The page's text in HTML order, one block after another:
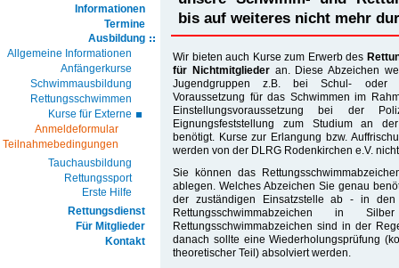
Informationen
Termine
Ausbildung
Allgemeine Informationen
Anfängerkurse
Schwimmausbildung
Rettungsschwimmen
Kurse für Externe
Anmeldeformular
Teilnahmebedingungen
Tauchausbildung
Rettungssport
Erste Hilfe
Rettungsdienst
Für Mitglieder
Kontakt
bis auf weiteres nicht mehr
Wir bieten auch Kurse zum Erwerb des
für Nichtmitgliederan. Diese Abzeichen
Jugendgruppen z.B. bei Schul- oder
Voraussetzung für das Schwimmen im
Einstellungsvoraussetzung bei der
Eignungsfeststellung zum Studium an
benötigt. Kurse zur Erlangung bzw.
werden von der DLRG Rodenkirchen e.V.
Sie können das
ablegen. Welches Abzeichen Sie genau
der zuständigen Einsatzstelle ab - in
Rettungsschwimmabzeichen in
Rettungsschwimmabzeichen sind in der
danach sollte eine Wiederholungsprüfung
theoretischer Teil) absolviert werden.